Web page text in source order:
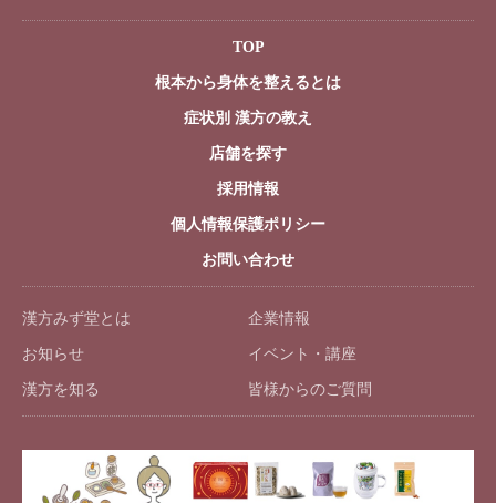
TOP
根本から身体を整えるとは
症状別 漢方の教え
店舗を探す
採用情報
個人情報保護ポリシー
お問い合わせ
漢方みず堂とは 企業情報
お知らせ イベント・講座
漢方を知る 皆様からのご質問